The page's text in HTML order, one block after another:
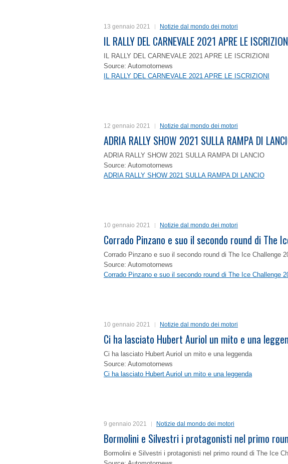
13 gennaio 2021 Notizie dal mondo dei motori
IL RALLY DEL CARNEVALE 2021 APRE LE
IL RALLY DEL CARNEVALE 2021 APRE LE ISCRIZIONI
Source: Automotornews
IL RALLY DEL CARNEVALE 2021 APRE LE ISCRIZIONI
12 gennaio 2021 Notizie dal mondo dei motori
ADRIA RALLY SHOW 2021 SULLA RAMPA DI
ADRIA RALLY SHOW 2021 SULLA RAMPA DI LANCIO
Source: Automotornews
ADRIA RALLY SHOW 2021 SULLA RAMPA DI LANCIO
10 gennaio 2021 Notizie dal mondo dei motori
Corrado Pinzano e suo il secondo round di The
Corrado Pinzano e suo il secondo round di The Ice Challenge
Source: Automotornews
Corrado Pinzano e suo il secondo round di The Ice Challenge
10 gennaio 2021 Notizie dal mondo dei motori
Ci ha lasciato Hubert Auriol un mito e una
Ci ha lasciato Hubert Auriol un mito e una leggenda
Source: Automotornews
Ci ha lasciato Hubert Auriol un mito e una leggenda
9 gennaio 2021 Notizie dal mondo dei motori
Bormolini e Silvestri i protagonisti nel primo
Bormolini e Silvestri i protagonisti nel primo round di The Ice